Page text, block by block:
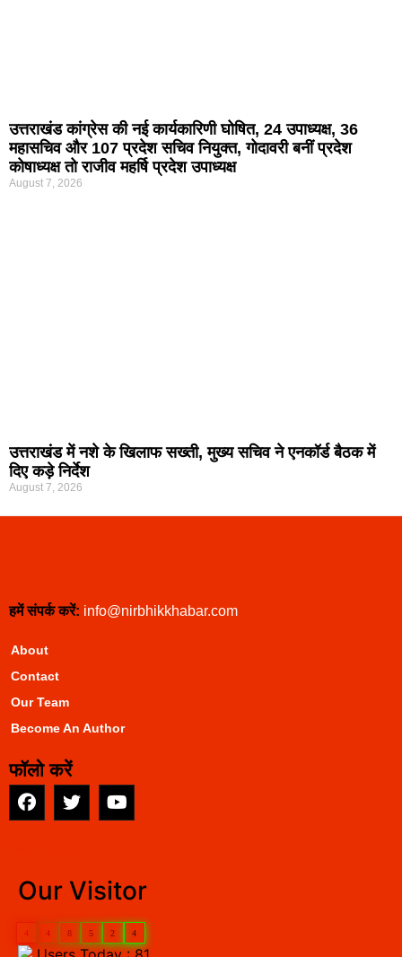
उत्तराखंड कांग्रेस की नई कार्यकारिणी घोषित, 24 उपाध्यक्ष, 36
महासचिव और 107 प्रदेश सचिव नियुक्त, गोदावरी बनीं प्रदेश
कोषाध्यक्ष तो राजीव महर्षि प्रदेश उपाध्यक्ष
August 7, 2026
उत्तराखंड में नशे के खिलाफ सख्ती, मुख्य सचिव ने एनकॉर्ड बैठक में
दिए कड़े निर्देश
August 7, 2026
हमें संपर्क करें: info@nirbhikkhabar.com
About
Contact
Our Team
Become An Author
फॉलो करें
Our Visitor
4 4 8 5 2 4